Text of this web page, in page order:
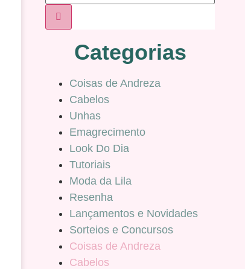
Categorias
Coisas de Andreza
Cabelos
Unhas
Emagrecimento
Look Do Dia
Tutoriais
Moda da Lila
Resenha
Lançamentos e Novidades
Sorteios e Concursos
Coisas de Andreza
Cabelos